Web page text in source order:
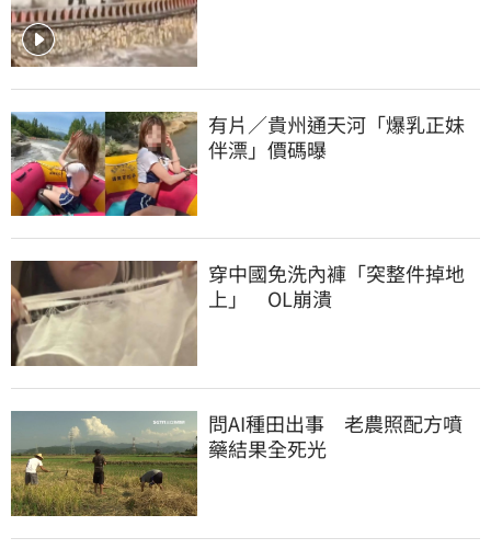
有片／貴州通天河「爆乳正妹
伴漂」價碼曝
穿中國免洗內褲「突整件掉地
上」　OL崩潰
問AI種田出事　老農照配方噴
藥結果全死光